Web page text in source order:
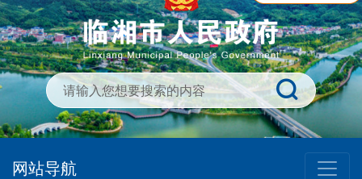
网站导航